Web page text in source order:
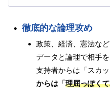
徹底的な論理攻め
政策、経済、憲法な
データと論理で相手
支持者からは「スカ
からは「理屈っぽく